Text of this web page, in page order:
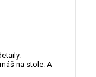
na stole. A